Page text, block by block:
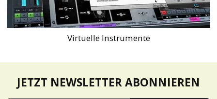
Virtuelle Instrumente
JETZT NEWSLETTER ABONNIEREN